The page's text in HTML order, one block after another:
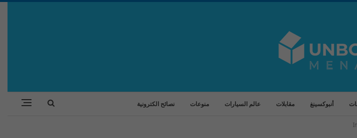
أنبوكسينغ مقابلات عالم السيارات منوعات نصائح الكترونية